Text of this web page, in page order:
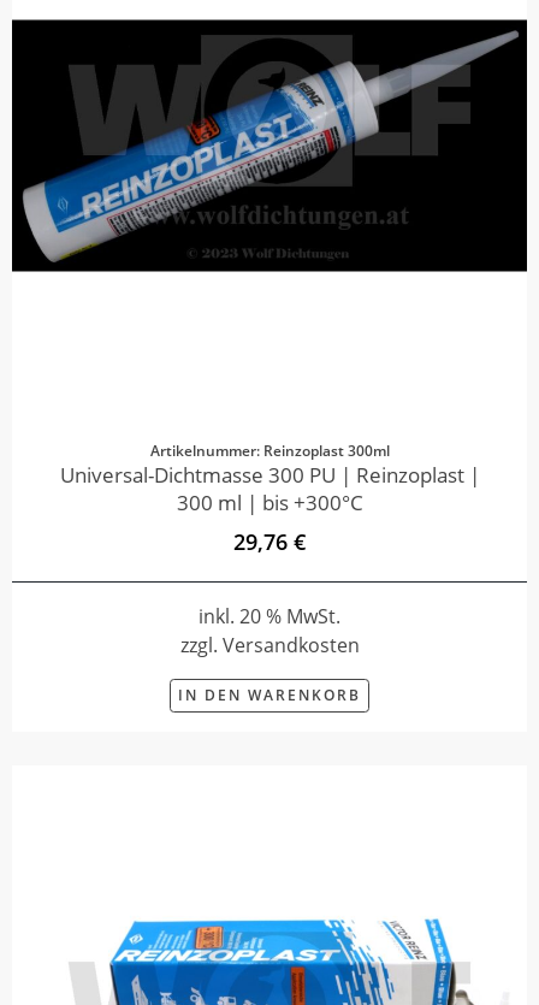
Artikelnummer: Reinzoplast 300ml
Universal-Dichtmasse 300 PU | Reinzoplast |
300 ml | bis +300°C
29,76 €
inkl. 20 % MwSt.
zzgl. Versandkosten
IN DEN WARENKORB